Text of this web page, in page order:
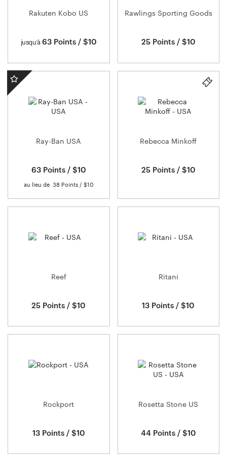
Rakuten Kobo US
jusqu’à 63 Points / $10
Rawlings Sporting Goods
25 Points / $10
Ray-Ban USA
63 Points / $10
au lieu de 38 Points / $10
Rebecca Minkoff
25 Points / $10
Reef
25 Points / $10
Ritani
13 Points / $10
Rockport
13 Points / $10
Rosetta Stone US
44 Points / $10